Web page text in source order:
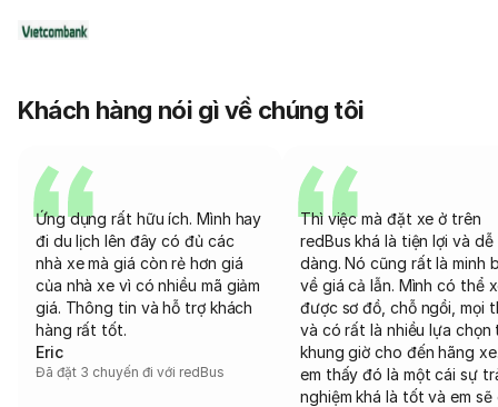
Khách hàng nói gì về chúng tôi
Ứng dụng rất hữu ích. Mình hay
đi du lịch lên đây có đủ các
nhà xe mà giá còn rẻ hơn giá
của nhà xe vì có nhiều mã giảm
giá. Thông tin và hỗ trợ khách
hàng rất tốt.
Eric
Đã đặt 3 chuyến đi với redBus
Thì việc mà đặt xe ở trên
redBus khá là tiện lợi và dễ
dàng. Nó cũng rất là minh
về giá cả lẫn. Mình có thể
được sơ đồ, chỗ ngồi, mọi
và có rất là nhiều lựa chọn
khung giờ cho đến hãng
em thấy đó là một cái sự
nghiệm khá là tốt và em sẽ